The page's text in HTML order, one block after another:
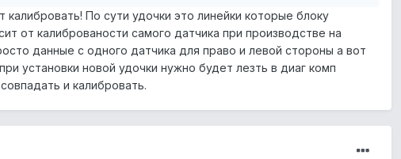
По сути удочки это линейки которые блоку
от калиброваности самого датчика при производстве на
данные с одного датчика для право и левой стороны а вот
установки новой удочки нужно будет лезть в диаг комп
и калибровать.